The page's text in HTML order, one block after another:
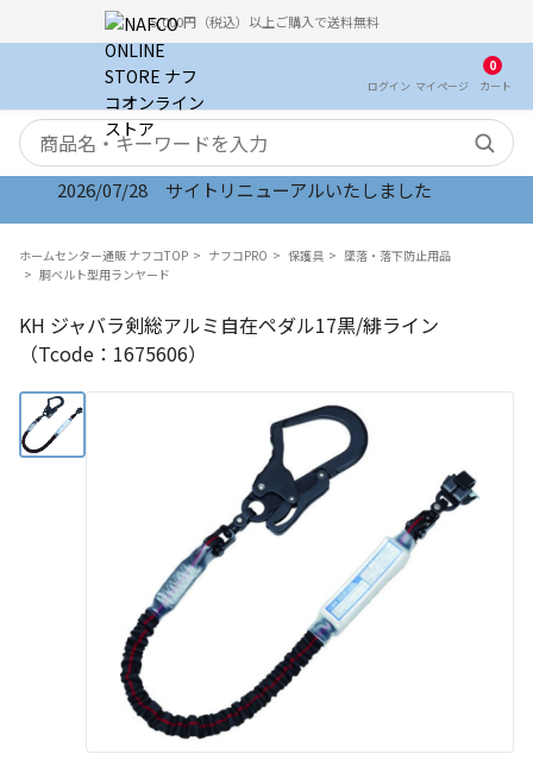
5,000円（税込）以上ご購入で送料無料
ログイン マイ ページ
0
カート
検索キーワード
2026/07/28 サイトリニューアルいたしました
ホームセンター通販 ナフコTOP ナフコPRO 保護具
墜落・落下防止用品
胴ベルト型用ランヤード
KH ジャバラ剣総アルミ自在ペダル17黒/緋ライン
（Tcode：1675606）